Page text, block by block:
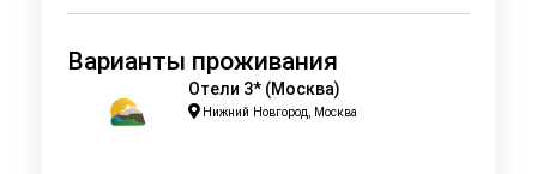
Варианты проживания
Отели 3* (Москва)
Нижний Новгород, Москва